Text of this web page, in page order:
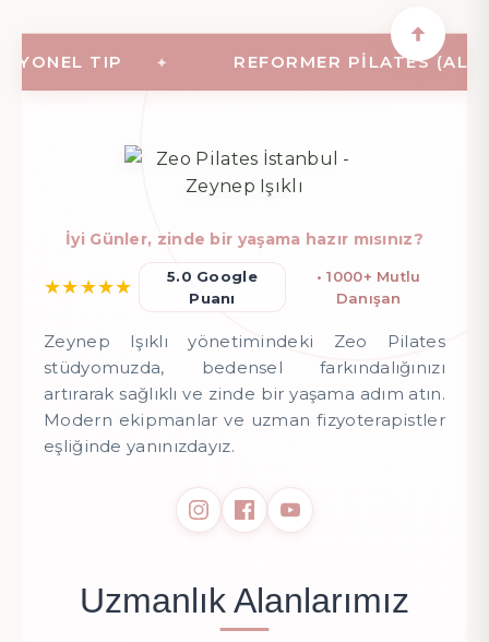
TIP REFORMER PILATES
İyi Günler, zinde bir yaşama hazır mısınız?
★★★★★
5.0 Google
Puanı
• 1000+ Mutlu
Danışan
Zeynep Işıklı yönetimindeki Zeo Pilates
stüdyomuzda, bedensel farkındalığınızı
artırarak sağlıklı ve zinde bir yaşama adım atın.
Modern ekipmanlar ve uzman fizyoterapistler
eşliğinde yanınızdayız.
Uzmanlık Alanlarımız